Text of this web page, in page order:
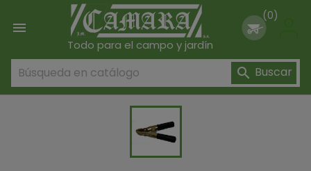

Todo para el campo y jardín
(0)
 Buscar